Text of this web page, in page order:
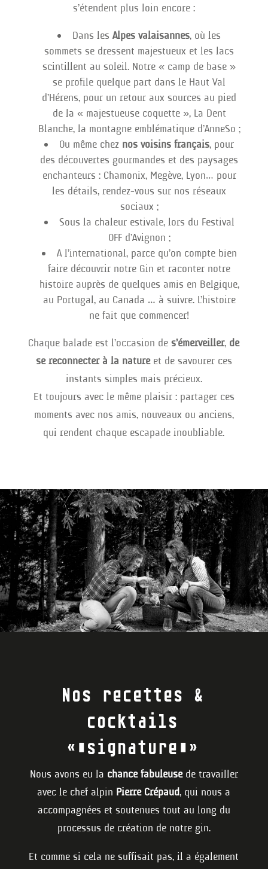
s’étendent plus loin encore :
Dans lesAlpes valaisannes, où les
sommets se dressent majestueux et les lacs
scintillent au soleil. Notre « camp de base »
se profile quelque part dans le Haut Val
d’Hérens, pour un retour aux sources au pied
de la « majestueuse coquette », La Dent
Blanche, la montagne emblématique d’AnneSo ;
Ou même chez nos voisins français, pour
des découvertes gourmandes et des paysages
enchanteurs : Chamonix, Megève, Lyon… pour
les détails, rendez-vous sur nos réseaux
sociaux ;
Sous la chaleur estivale, lors du Festival
OFF d’Avignon ;
A l’international, parce qu’on compte bien
faire découvrir notre Gin et raconter notre
histoire auprès de quelques amis en Belgique,
au Portugal, au Canada … à suivre. L’histoire
ne fait que commencer !
Chaque balade est l’occasion des’émerveiller, de
se reconnecter à la natureet de savourer ces
instants simples mais précieux.
Et toujours avec le même plaisir : partager ces
moments avec nos amis, nouveaux ou anciens,
qui rendent chaque escapade inoubliable.
Nos recettes &
cocktails
« signature »
Nous avons eu la chance fabuleusede travailler
avec le chef alpin Pierre Crépaud, qui nous a
accompagnées et soutenues tout au long du
processus de création de notre gin.
Et comme si cela ne suffisait pas, il a également